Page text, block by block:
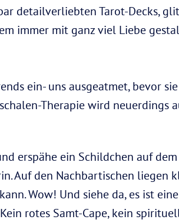
detailverliebten Tarot-Decks,
immer mit ganz viel Liebe
ein- uns ausgeatmet, bevor
Therapie wird neuerdings
erspähe ein Schildchen auf dem
Auf den Nachbartischen liegen
Wow! Und siehe da, es ist
rotes Samt-Cape, kein